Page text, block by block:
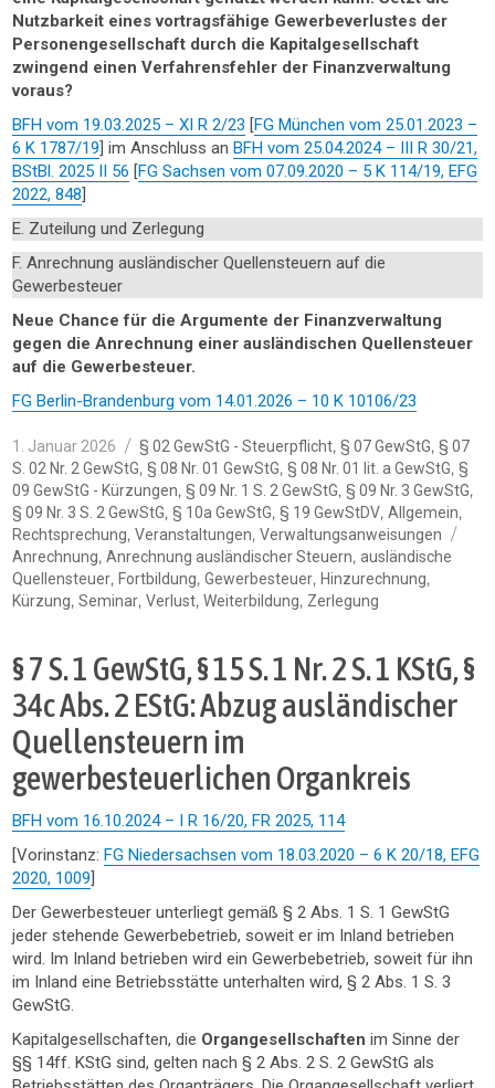
Nutzbarkeit eines vortragsfähige Gewerbeverlustes der
Personengesellschaft durch die Kapitalgesellschaft
zwingend einen Verfahrensfehler der Finanzverwaltung
voraus?
BFH vom 19.03.2025 – XI R 2/23 [FG München vom 25.01.2023 –
6 K 1787/19] im Anschluss anBFH vom 25.04.2024 – III R 30/21,
BStBl. 2025 II 56 [FG Sachsen vom 07.09.2020 – 5 K 114/19, EFG
2022, 848]
E. Zuteilung und Zerlegung
F. Anrechnung ausländischer Quellensteuern auf die
Gewerbesteuer
Neue Chance für die Argumente der Finanzverwaltung
gegen die Anrechnung einer ausländischen Quellensteuer
auf die Gewerbesteuer.
FG Berlin-Brandenburg vom 14.01.2026 – 10 K 10106/23
Veröffentlicht
am
1. Januar 2026 Kategorien
§ 02 GewStG - Steuerpflicht,§ 07 GewStG,§ 07
S. 02 Nr. 2 GewStG,§ 08 Nr. 01 GewStG,§ 08 Nr. 01 lit. a GewStG,§
09 GewStG - Kürzungen,§ 09 Nr. 1 S. 2 GewStG,§ 09 Nr. 3 GewStG,
§ 09 Nr. 3 S. 2 GewStG,§ 10a GewStG,§ 19 GewStDV,Allgemein,
Rechtsprechung,Veranstaltungen,Verwaltungsanweisungen
Anrechnung,Anrechnung ausländischer Steuern,ausländische
Quellensteuer,Fortbildung,Gewerbesteuer,Hinzurechnung,
Kürzung,Seminar,Verlust,Weiterbildung, Zerlegung
§ 7 S. 1 GewStG, § 15 S. 1 Nr. 2 S. 1 KStG, §
34c Abs. 2 EStG: Abzug ausländischer
Quellensteuern im
gewerbesteuerlichen Organkreis
BFH vom 16.10.2024 – I R 16/20, FR 2025, 114
[Vorinstanz:FG Niedersachsen vom 18.03.2020 – 6 K 20/18, EFG
2020, 1009]
Der Gewerbesteuer unterliegt gemäß § 2 Abs. 1 S. 1 GewStG
jeder stehende Gewerbebetrieb, soweit er im Inland betrieben
wird. Im Inland betrieben wird ein Gewerbebetrieb, soweit für ihn
im Inland eine Betriebsstätte unterhalten wird, § 2 Abs. 1 S. 3
GewStG.
Kapitalgesellschaften, die Organgesellschaftenim Sinne der
§§ 14ff. KStG sind, gelten nach § 2 Abs. 2 S. 2 GewStG als